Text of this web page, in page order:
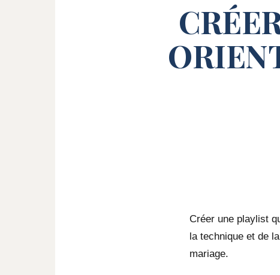
Créer une playlist
la technique et de
mariage.